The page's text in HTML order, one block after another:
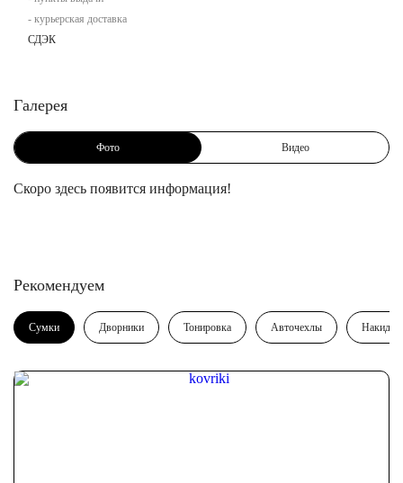
- курьерская доставка
СДЭК
Галерея
Фото Видео
Скоро здесь появится информация!
Рекомендуем
Сумки Дворники Тонировка Авточехлы Накидки